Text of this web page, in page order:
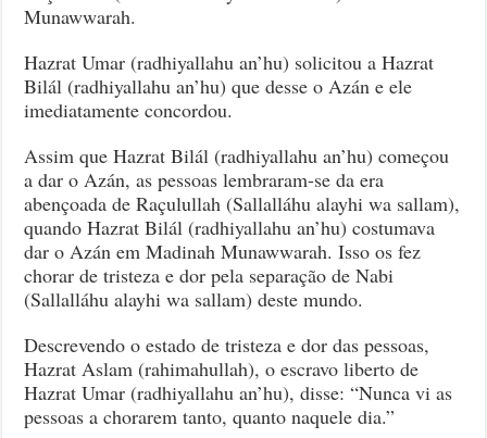
Munawwarah.
Hazrat Umar (radhiyallahu an’hu) solicitou a Hazrat
Bilál (radhiyallahu an’hu) que desse o Azán e ele
imediatamente concordou.
Assim que Hazrat Bilál (radhiyallahu an’hu) começou
a dar o Azán, as pessoas lembraram-se da era
abençoada de Raçulullah (Sallalláhu alayhi wa sallam),
quando Hazrat Bilál (radhiyallahu an’hu) costumava
dar o Azán em Madinah Munawwarah. Isso os fez
chorar de tristeza e dor pela separação de Nabi
(Sallalláhu alayhi wa sallam) deste mundo.
Descrevendo o estado de tristeza e dor das pessoas,
Hazrat Aslam (rahimahullah), o escravo liberto de
Hazrat Umar (radhiyallahu an’hu), disse: “Nunca vi as
pessoas a chorarem tanto, quanto naquele dia.”